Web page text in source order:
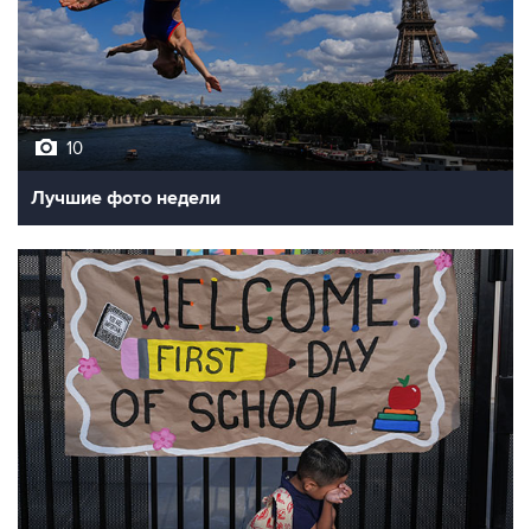
10
Лучшие фото недели